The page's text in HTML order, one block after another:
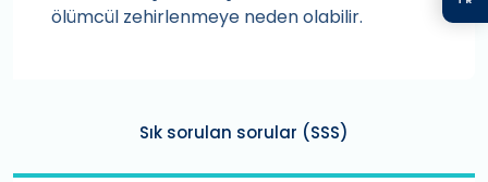
ölümcül zehirlenmeye neden olabilir.
Sık sorulan sorular (SSS)